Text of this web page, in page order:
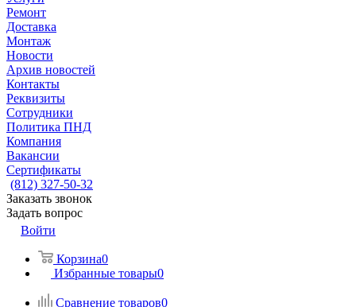
Ремонт
Доставка
Монтаж
Новости
Архив новостей
Контакты
Реквизиты
Сотрудники
Политика ПНД
Компания
Вакансии
Сертификаты
(812) 327-50-32
Заказать звонок
Задать вопрос
Войти
Корзина0
Избранные товары0
Сравнение товаров0